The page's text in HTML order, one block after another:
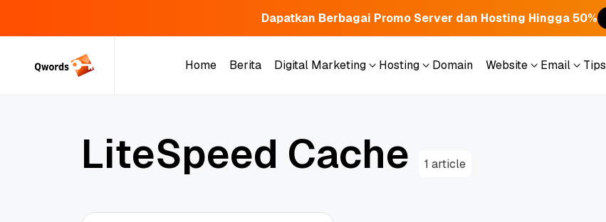
Dapatkan Berbagai Promo Server dan Hosting Hingga 50%
Home
Berita
Digital Marketing
Hosting
Domain
Website
Email
Tips
LiteSpeed Cache 1 article